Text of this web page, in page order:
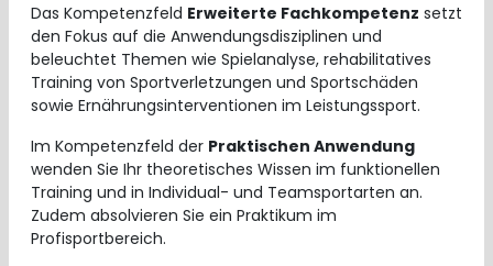
Das Kompetenzfeld Erweiterte Fachkompetenz setzt
den Fokus auf die Anwendungsdisziplinen und
beleuchtet Themen wie Spielanalyse, rehabilitatives
Training von Sportverletzungen und Sportschäden
sowie Ernährungsinterventionen im Leistungssport.
Im Kompetenzfeld der Praktischen Anwendung
wenden Sie Ihr theoretisches Wissen im funktionellen
Training und in Individual- und Teamsportarten an.
Zudem absolvieren Sie ein Praktikum im
Profisportbereich.